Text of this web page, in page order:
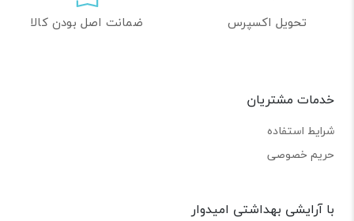
تحویل اکسپرس ضمانت اصل بودن کالا
خدمات مشتریان
شرایط استفاده
حریم خصوصی
با آرایشی بهداشتی امیدوار